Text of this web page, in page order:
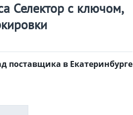
Селектор с ключом,
поставщика в Екатеринбурге